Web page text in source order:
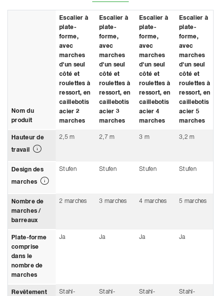
Nom du
produit
Escalier à
plate-
forme,
avec
marches
d'un seul
côté et
roulettes à
ressort, en
caillebotis
acier 2
marches
Escalier à
plate-
forme,
avec
marches
d'un seul
côté et
roulettes à
ressort, en
caillebotis
acier 3
marches
Escalier à
plate-
forme,
avec
marches
d'un seul
côté et
roulettes à
ressort, en
caillebotis
acier 4
marches
Escalier à
plate-
forme,
avec
marches
d'un seul
côté et
roulettes à
ressort, en
caillebotis
acier 5
marches
Hauteur de
travail
2,5 m 2,7 m 3 m 3,2 m
Design des
marches
Stufen Stufen Stufen Stufen
Nombre de
marches /
barreaux
2 marches 3 marches 4 marches 5 marches
Plate-forme
comprise
dans le
nombre de
marches
Ja Ja Ja Ja
Revêtement
Stahl-
Stahl-
Stahl-
Stahl-